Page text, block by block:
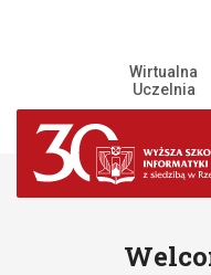
Wirtualna
Uczelnia